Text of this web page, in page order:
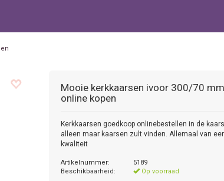
Mooie kerkkaarsen ivoor 300/70
online kopen
Kerkkaarsen goedkoop onlinebestellen in de
alleen maar kaarsen zult vinden. Allemaal van
kwaliteit
Artikelnummer:
5189
Beschikbaarheid:
Op voorraad